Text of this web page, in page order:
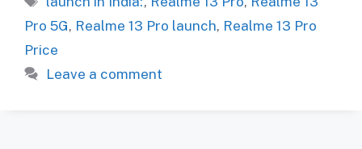
Pro 5G, Realme 13 Pro launch, Realme 13 Pro
Price
Leave a comment